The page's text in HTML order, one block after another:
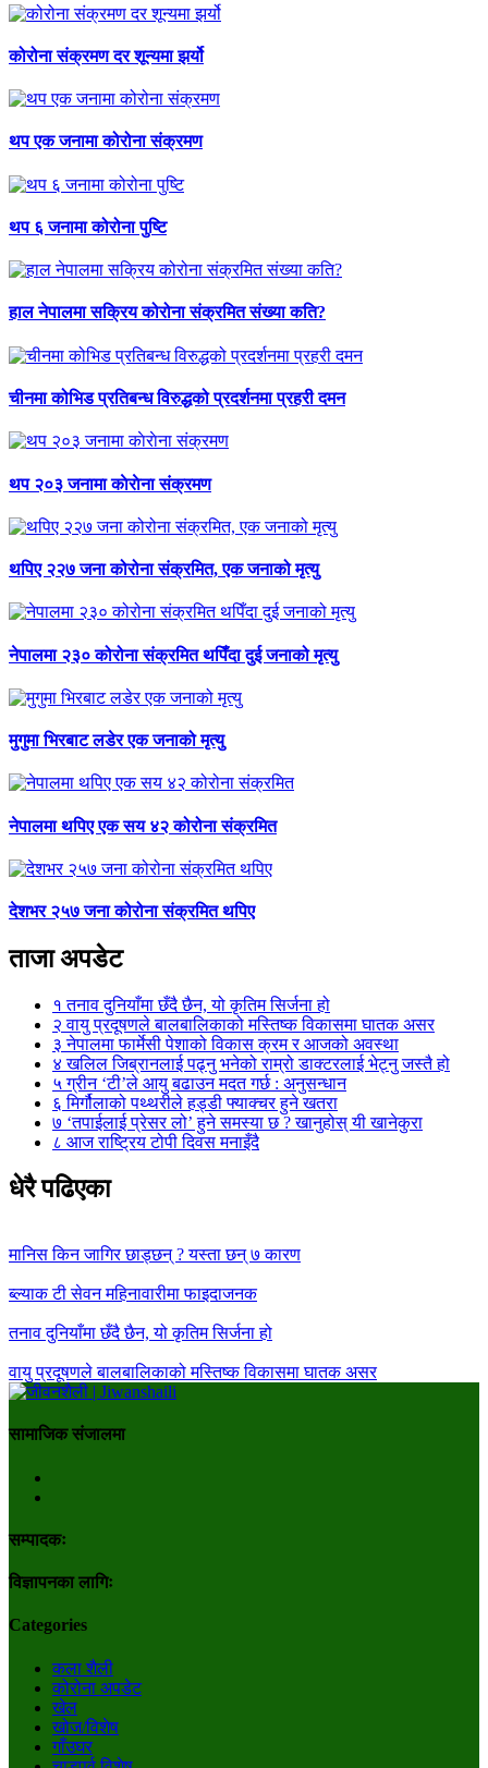
कोरोना संक्रमण दर शून्यमा झर्यो
थप एक जनामा कोरोना संक्रमण
थप ६ जनामा कोरोना पुष्टि
हाल नेपालमा सक्रिय कोरोना संक्रमित संख्या कति?
चीनमा कोभिड प्रतिबन्ध विरुद्धको प्रदर्शनमा प्रहरी दमन
थप २०३ जनामा काेराेना संक्रमण
थपिए २२७ जना कोरोना संक्रमित, एक जनाको मृत्यु
नेपालमा २३० कोरोना संक्रमित थपिँदा दुई जनाको मृत्यु
मुगुमा भिरबाट लडेर एक जनाको मृत्यु
नेपालमा थपिए एक सय ४२ कोरोना संक्रमित
देशभर २५७ जना कोरोना संक्रमित थपिए
ताजा अपडेट
१ तनाव दुनियाँमा छँदै छैन, यो कृतिम सिर्जना हो
२ वायु प्रदूषणले बालबालिकाको मस्तिष्क विकासमा घातक असर
३ नेपालमा फार्मेसी पेशाको विकास क्रम र आजको अवस्था
४ खलिल जिब्रानलाई पढ्नु भनेको राम्रो डाक्टरलाई भेट्नु जस्तै हो
५ग्रीन ‘टी’ले आयु बढाउन मदत गर्छ : अनुसन्धान
६ मिर्गौलाको पथ्थरीले हड्डी फ्याक्चर हुने खतरा
७ ‘तपाईलाई प्रेसर लो’ हुने समस्या छ ? खानुहोस् यी खानेकुरा
८ आज राष्ट्रिय टोपी दिवस मनाइँदै
धेरै पढिएका
मानिस किन जागिर छाड्छन् ? यस्ता छन् ७ कारण
ब्ल्याक टी सेवन महिनावारीमा फाइदाजनक
तनाव दुनियाँमा छँदै छैन, यो कृतिम सिर्जना हो
वायु प्रदूषणले बालबालिकाको मस्तिष्क विकासमा घातक असर
सामाजिक संजालमा
सम्पादकः
विज्ञापनका लागिः
Categories
कला शैली
कोरोना अपडेट
खेल
खोज/विशेष
गाँउघर